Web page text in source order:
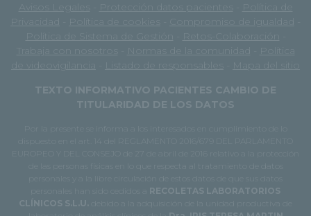
Avisos Legales
Protección datos pacientes
Política de
Privacidad
Política de cookies Compromiso de igualdad
Política de Sistema de Gestión
Retos-Colaboración
Trabaja con nosotros
Normas de la comunidad
Política
de videovigilancia
Listado de responsables
Mapa del sitio
TEXTO INFORMATIVO PACIENTES CAMBIO DE
TITULARIDAD DE LOS DATOS
Por la presente se informa a los interesados en cumplimiento de lo
dispuesto en el art. 14 del REGLAMENTO 2016/679 DEL PARLAMENTO
EUROPEO Y DEL CONSEJO de 27 de abril de 2016 relativo a la protección
de las personas físicas en lo que respecta al tratamiento de datos
personales y a la libre circulación de estos datos de que sus datos
RECOLETAS LABORATORIOS
CLÍNICOS S.L.U.
debido a la adquisición de la unidad productiva de